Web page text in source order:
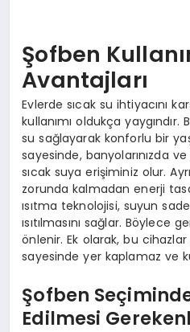
Şofben
Avantajları
Evlerde sıcak su ihtiyacını
kullanımı oldukça yaygındır.
su sağlayarak konforlu bir
sayesinde, banyolarınızda
sıcak suya erişiminiz olur.
zorunda kalmadan enerji
ısıtma teknolojisi, suyun
ısıtılmasını sağlar. Böylece
önlenir. Ek olarak, bu
sayesinde yer kaplamaz ve
Şofben
Edilmesi